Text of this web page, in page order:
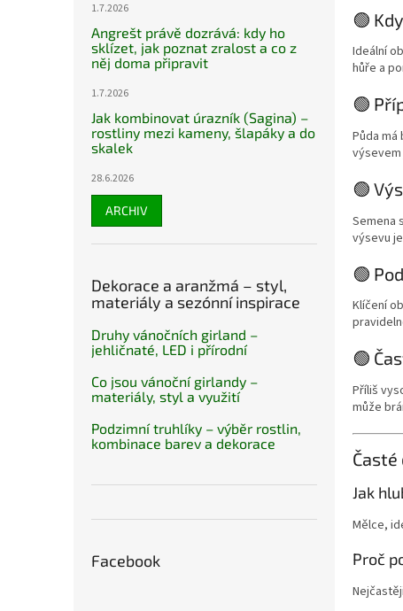
1.7.2026
Angrešt právě dozrává: kdy ho
sklízet, jak poznat zralost a co z
něj doma připravit
1.7.2026
Jak kombinovat úrazník (Sagina) –
rostliny mezi kameny, šlapáky a do
skalek
28.6.2026
ARCHIV
Dekorace a aranžmá – styl,
materiály a sezónní inspirace
Druhy vánočních girland –
jehličnaté, LED i přírodní
Co jsou vánoční girlandy –
materiály, styl a využití
Podzimní truhlíky – výběr rostlin,
kombinace barev a dekorace
Facebook
🟢
Ideální
hůře a
🟢
Půda
🟢
Semena
výsevu
🟢
Klíčení
🟢
Příliš
může
Jak
Mělce,
Proč